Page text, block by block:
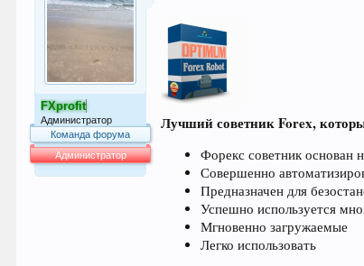
FXprofit
Администратор
Команда форума
Администратор
Лучший советник Forex,
Форекс советник основан
Совершенно
Предназначен для
Успешно используется
Мгновенно загружаемые
Легко использовать